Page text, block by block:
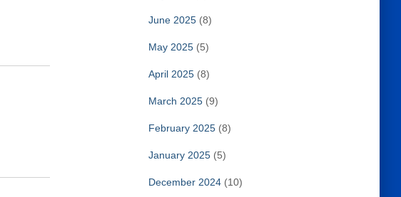
June 2025(8)
May 2025(5)
April 2025(8)
March 2025(9)
February 2025(8)
January 2025(5)
December 2024(10)